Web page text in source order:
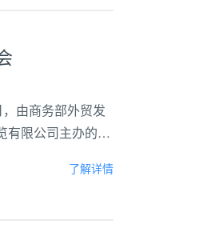
由商务部外贸发
有限公司主办的
了解详情